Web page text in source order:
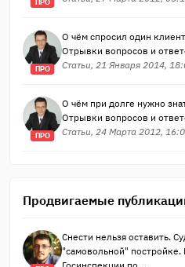
ПРО
ПРО
О чём спросил один
Отрывки вопросов и
Статьи, 21 Января 2014,
ПРО
О чём при долге нужно
Отрывки вопросов и
Статьи, 24 Марта 2012,
Продвигаемые
Снести нельзя оставить.
"самовольной"